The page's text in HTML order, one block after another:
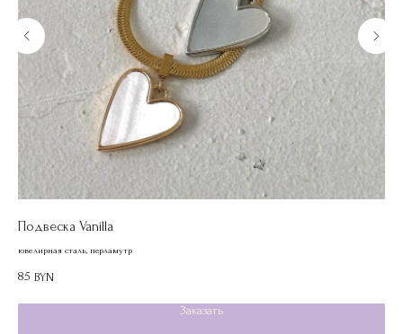
Подвеска Vanilla
ювелирная сталь, перламутр
85 BYN
Заказать